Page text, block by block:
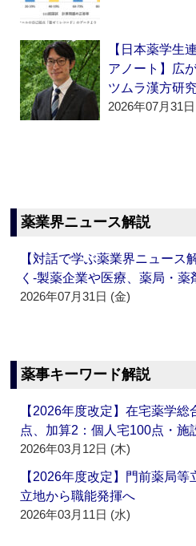
【日本薬学生
アノート】広
ツムラ漢方研
2026年07月31
薬業界ニュース解説
【対話で学ぶ薬業界ニュース
く‐製薬企業や医療、薬局・
2026年07月31日 (金)
薬事キーワード解説
【2026年度改定】在宅薬学
点、加算2：個人宅100点・
2026年03月12日 (木)
【2026年度改定】門前薬局
立地から職能発揮へ
2026年03月11日 (水)